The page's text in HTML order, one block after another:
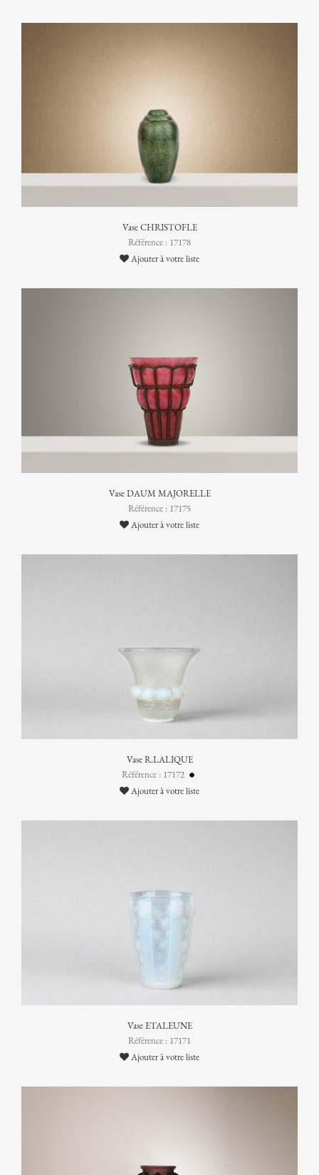
Vase CHRISTOFLE
Référence : 17178
Ajouter à votre liste
Vase DAUM MAJORELLE
Référence : 17175
Ajouter à votre liste
Vase R.LALIQUE
Référence : 17172
Ajouter à votre liste
Vase ETALEUNE
Référence : 17171
Ajouter à votre liste